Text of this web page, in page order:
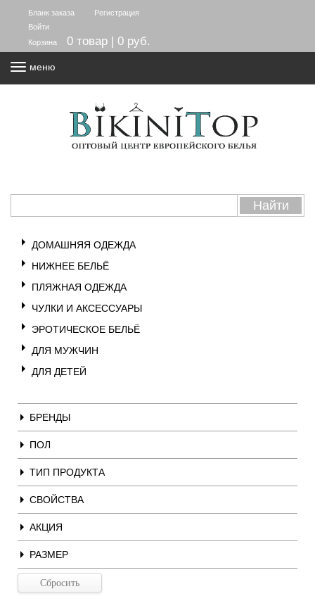
Бланк заказа
Регистрация
Войти
Корзина
0 товар | 0 руб.
меню
ДОМАШНЯЯ ОДЕЖДА
НИЖНЕЕ БЕЛЬЁ
ПЛЯЖНАЯ ОДЕЖДА
ЧУЛКИ И АКСЕССУАРЫ
ЭРОТИЧЕСКОЕ БЕЛЬЁ
ДЛЯ МУЖЧИН
ДЛЯ ДЕТЕЙ
БРЕНДЫ
ПОЛ
ТИП ПРОДУКТА
СВОЙСТВА
АКЦИЯ
РАЗМЕР